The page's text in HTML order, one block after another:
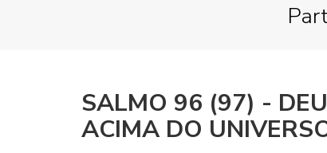
SALMO 96 (97) -
ACIMA DO